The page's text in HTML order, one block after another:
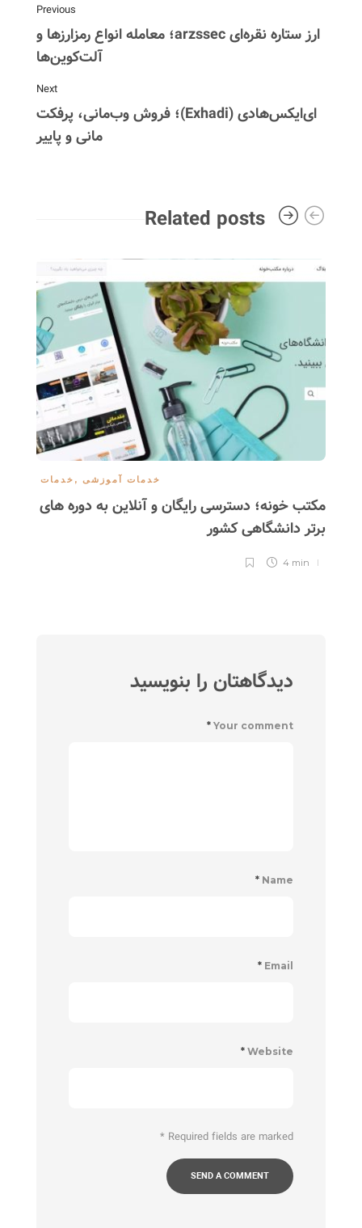
Previous
ارز ستاره نقره‌ای arzssec؛ معامله انواع رمزارزها و
آلت‌کوین‌ها
Next
ای‌ایکس‌هادی (Exhadi)؛ فروش وب‌مانی، پرفکت
مانی و پاییر
Related posts
خدمات , خدمات آموزشی
مکتب خونه؛ دسترسی رایگان و آنلاین به دوره های
برتر دانشگاهی کشور
4 min
دیدگاهتان را بنویسید
Your comment
*
Name
*
Email
*
Website
*
Required fields are marked
*